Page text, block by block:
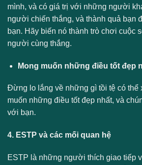
mình, và có giá trị với những người
người chiến thắng, và thành quả bạn
bạn. Hãy biến nó thành trò chơi cuộc
người cùng thắng.
Mong muốn những điều tốt đẹp
Đừng lo lắng về những gì tồi tệ có thể
muốn những điều tốt đẹp nhất, và
với bạn.
4. ESTP và các mối quan hệ
ESTP là những người thích giao tiếp